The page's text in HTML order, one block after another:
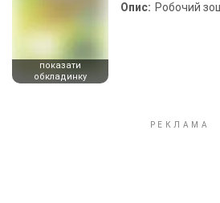
показати
обкладинку
Опис: Робочий